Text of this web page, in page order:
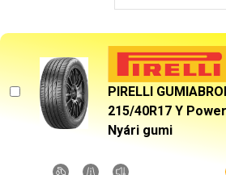
PIRELLI
215/40R17 Y
Nyári gumi